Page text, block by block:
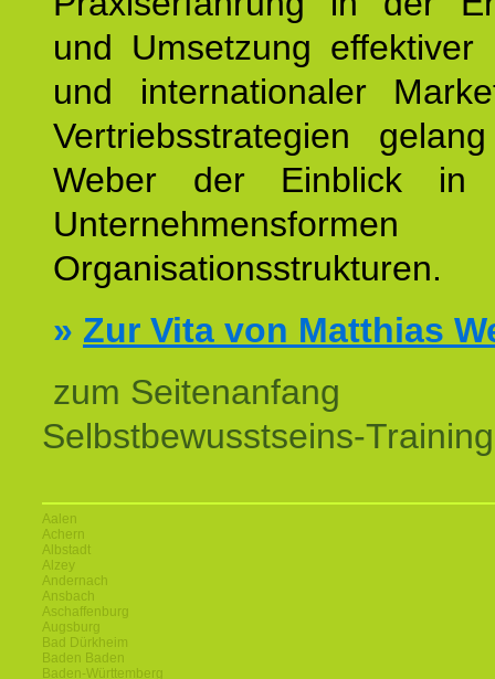
und Umsetzung effektiver
und internationaler
Vertriebsstrategien
Weber der Einblick in
Organisationsstrukturen.
» Zur Vita von Matthias
zum Seitenanfang
Selbstbewusstseins-
Aalen
Achern
Albstadt
Alzey
Andernach
Ansbach
Aschaffenburg
Augsburg
Bad Dürkheim
Baden Baden
Baden-Württemberg